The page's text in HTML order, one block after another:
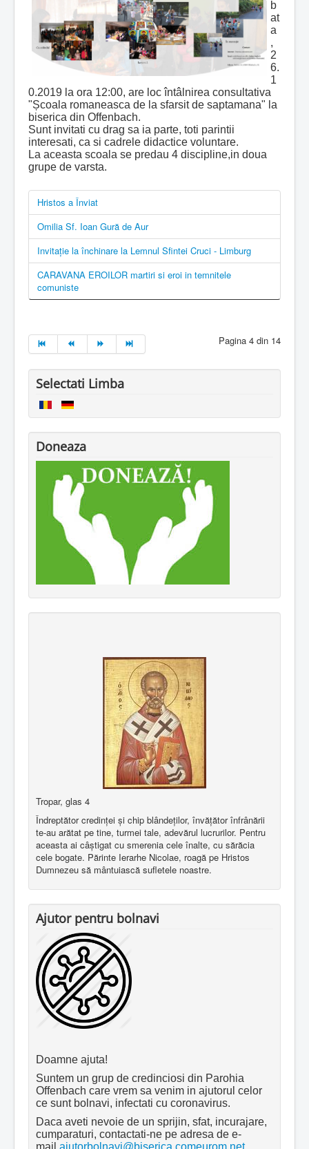
b
at
a
,
2
6.
1
0.2019 la ora 12:00, are loc întâlnirea consultativa
"Școala romaneasca de la sfarsit de saptamana" la
biserica din Offenbach.
Sunt invitati cu drag sa ia parte, toti parintii
interesati, ca si cadrele didactice voluntare.
La aceasta scoala se predau 4 discipline,in doua
grupe de varsta.
Hristos a Înviat
Omilia Sf. Ioan Gură de Aur
Invitație la închinare la Lemnul Sfintei Cruci - Limburg
CARAVANA EROILOR martiri si eroi in temnitele
comuniste
Pagina 4 din 14
Selectati Limba
Doneaza
Tropar, glas 4
Îndreptător credinţei şi chip blândeţilor, învăţător înfrânării
te-au arătat pe tine, turmei tale, adevărul lucrurilor. Pentru
aceasta ai câştigat cu smerenia cele înalte, cu sărăcia
cele bogate. Părinte Ierarhe Nicolae, roagă pe Hristos
Dumnezeu să mântuiască sufletele noastre.
Ajutor pentru bolnavi
Doamne ajuta!
Suntem un grup de credinciosi din Parohia
Offenbach care vrem sa venim in ajutorul celor
ce sunt bolnavi, infectati cu coronavirus.
Daca aveti nevoie de un sprijin, sfat, incurajare,
cumparaturi, contactati-ne pe adresa de e-
mail ajutorbolnavi@biserica.comeurom.net.